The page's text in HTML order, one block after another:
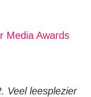
Veel leesplezier